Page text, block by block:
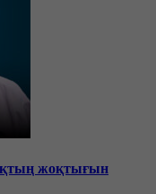
жоқтығын